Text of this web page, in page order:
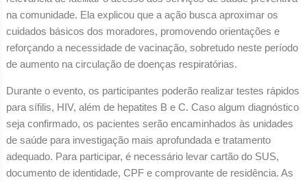
na comunidade. Ela explicou que a ação busca aproximar os
cuidados básicos dos moradores, promovendo orientações e
reforçando a necessidade de vacinação, sobretudo neste período
de aumento na circulação de doenças respiratórias.
Durante o evento, os participantes poderão realizar testes rápidos
para sífilis, HIV, além de hepatites B e C. Caso algum diagnóstico
seja confirmado, os pacientes serão encaminhados às unidades
de saúde para investigação mais aprofundada e tratamento
adequado. Para participar, é necessário levar cartão do SUS,
documento de identidade, CPF e comprovante de residência. As